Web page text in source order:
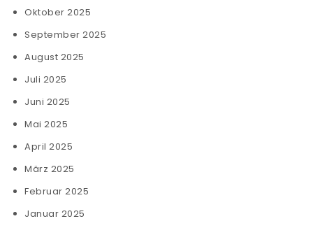
Oktober 2025
September 2025
August 2025
Juli 2025
Juni 2025
Mai 2025
April 2025
März 2025
Februar 2025
Januar 2025